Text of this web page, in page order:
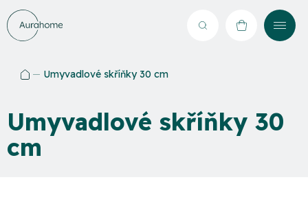
Přejít
na
obsah
Hledat NÁKUPNÍ
Umyvadlové skříňky 30 cm
Umyvadlové skříňky 30
cm